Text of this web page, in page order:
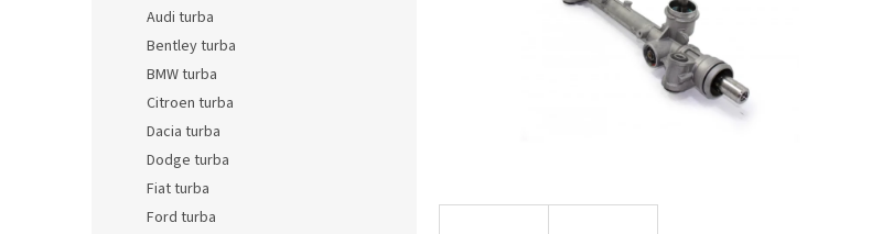
Audi turba
Bentley turba
BMW turba
Citroen turba
Dacia turba
Dodge turba
Fiat turba
Ford turba